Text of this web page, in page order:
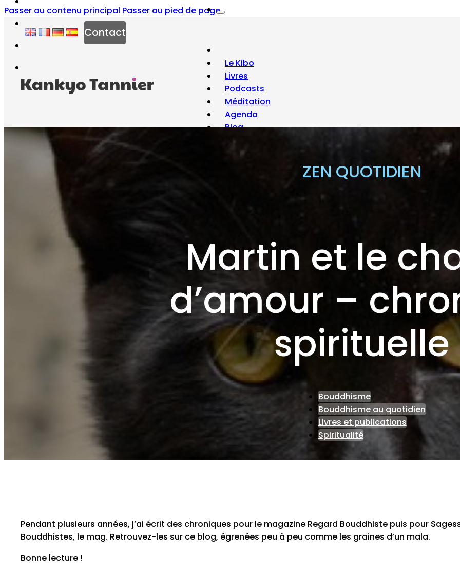
Passer au contenu principal Passer au pied de page
Contact
Le Kibo
Livres
Podcasts
Méditation
Agenda
Blog
À propos
ZEN QUOTIDIEN
Martin et le
d’amour –
spirituelle
Bouddhisme
Bouddhisme au quotidien
Livres et publications
Spiritualité
Pendant plusieurs années, j’ai écrit des chroniques pour le magazine Regard Bouddhiste puis pour
Bouddhistes, le mag. Retrouvez-les sur ce blog, égrenées peu à peu comme les graines d’un mala.
Bonne lecture !